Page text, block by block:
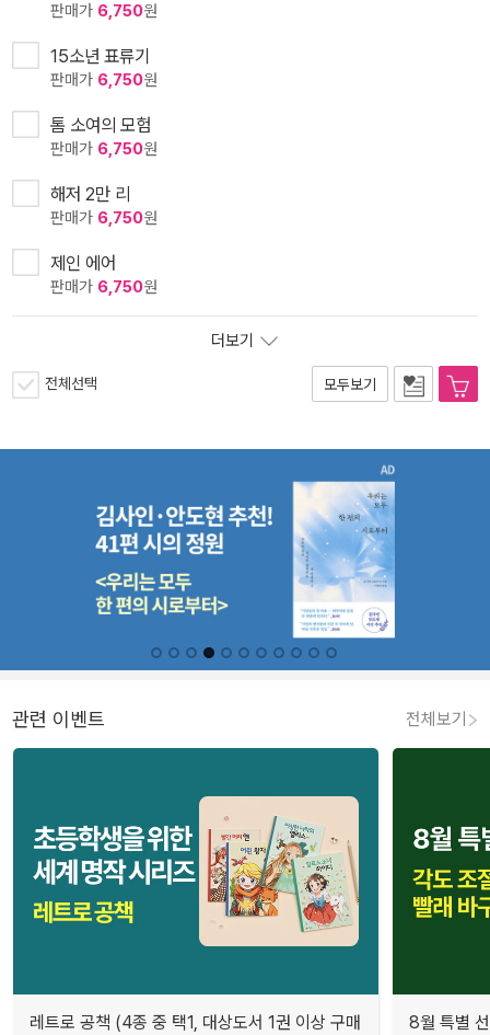
판매가 6,750원
15소년 표류기
판매가 6,750원
톰 소여의 모험
판매가 6,750원
해저 2만 리
판매가 6,750원
제인 에어
판매가 6,750원
더보기
전체선택 모두보기
관련 이벤트 전체보기
레트로 공책 (4종 중 택1, 대상도서 1권 이상 구매
8월 특별